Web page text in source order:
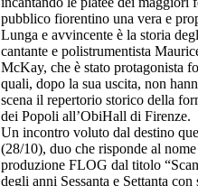
pubblico fiorentino una vera e
Lunga e avvincente è la storia
cantante e polistrumentista
McKay, che è stato protagonista
quali, dopo la sua uscita, non
scena il repertorio storico della
dei Popoli all’ObiHall di Firenze.
Un incontro voluto dal destino
(28/10), duo che risponde al
produzione FLOG dal titolo
degli anni Sessanta e Settanta